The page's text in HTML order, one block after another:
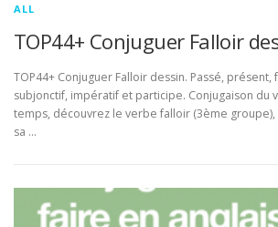
ALL
TOP44+ Conjuguer Falloir
TOP44+ Conjuguer Falloir dessin. Passé,
subjonctif, impératif et participe. Conjugaison du
temps, découvrez le verbe falloir (3ème groupe),
sa …